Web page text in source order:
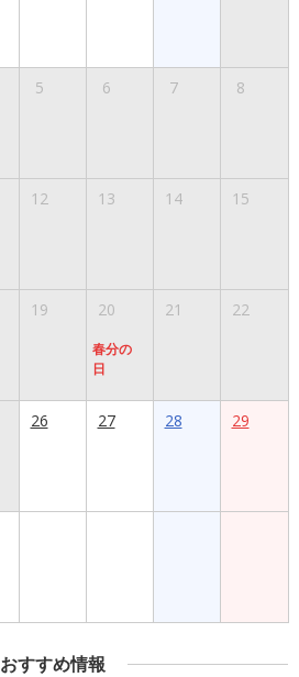
5 6 7 8
12 13 14 15
19 20
春分の
日
21 22
26 27 28 29
おすすめ情報